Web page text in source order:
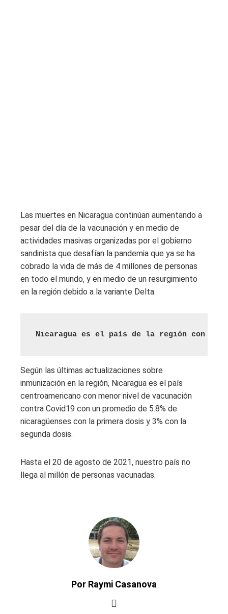
Las muertes en Nicaragua continúan aumentando a
pesar del día de la vacunación y en medio de
actividades masivas organizadas por el gobierno
sandinista que desafían la pandemia que ya se ha
cobrado la vida de más de 4 millones de personas
en todo el mundo, y en medio de un resurgimiento
en la región debido a la variante Delta.
Nicaragua es el país de la región con
Según las últimas actualizaciones sobre
inmunización en la región, Nicaragua es el país
centroamericano con menor nivel de vacunación
contra Covid19 con un promedio de 5.8% de
nicaragüenses con la primera dosis y 3% con la
segunda dosis.
Hasta el 20 de agosto de 2021, nuestro país no
llega al millón de personas vacunadas.
Por Raymi Casanova